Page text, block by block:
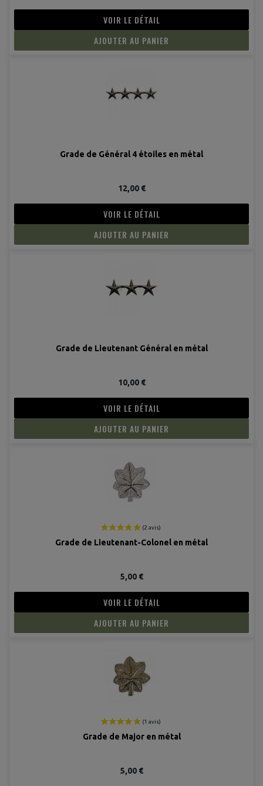
VOIR LE DÉTAIL
AJOUTER AU PANIER
Grade de Général 4 étoiles en métal
12,00 €
VOIR LE DÉTAIL
AJOUTER AU PANIER
Grade de Lieutenant Général en métal
10,00 €
VOIR LE DÉTAIL
AJOUTER AU PANIER
Grade de Lieutenant-Colonel en métal
5,00 €
VOIR LE DÉTAIL
AJOUTER AU PANIER
Grade de Major en métal
5,00 €